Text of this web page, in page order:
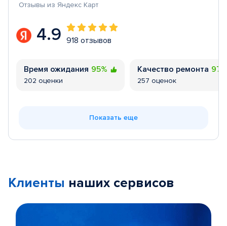
Отзывы из Яндекс Карт
4.9 918 отзывов
Время ожидания 95%
202 оценки
Качество ремонта
257 оценок
Показать еще
Клиенты наших сервисов